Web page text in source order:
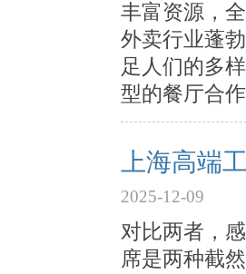
丰富资源，
外卖行业蓬
足人们的多
型的餐厅合
上海高端
2025-12-09
对比两者，
席是两种截